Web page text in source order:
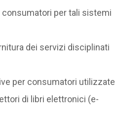
per tali sistemi
dei servizi disciplinati
per consumatori utilizzate
di libri elettronici (e-